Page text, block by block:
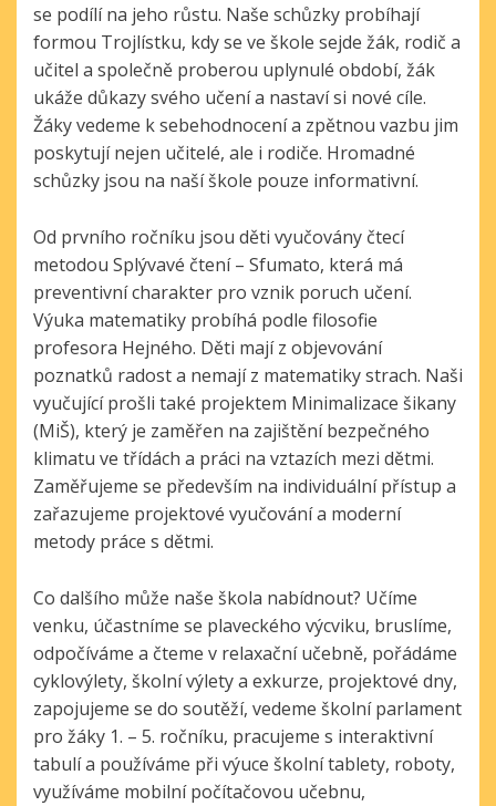
se podílí na jeho růstu. Naše schůzky probíhají
formou Trojlístku, kdy se ve škole sejde žák, rodič a
učitel a společně proberou uplynulé období, žák
ukáže důkazy svého učení a nastaví si nové cíle.
Žáky vedeme k sebehodnocení a zpětnou vazbu jim
poskytují nejen učitelé, ale i rodiče. Hromadné
schůzky jsou na naší škole pouze informativní.
Od prvního ročníku jsou děti vyučovány čtecí
metodou Splývavé čtení – Sfumato, která má
preventivní charakter pro vznik poruch učení.
Výuka matematiky probíhá podle filosofie
profesora Hejného. Děti mají z objevování
poznatků radost a nemají z matematiky strach. Naši
vyučující prošli také projektem Minimalizace šikany
(MiŠ), který je zaměřen na zajištění bezpečného
klimatu ve třídách a práci na vztazích mezi dětmi.
Zaměřujeme se především na individuální přístup a
zařazujeme projektové vyučování a moderní
metody práce s dětmi.
Co dalšího může naše škola nabídnout? Učíme
venku, účastníme se plaveckého výcviku, bruslíme,
odpočíváme a čteme v relaxační učebně, pořádáme
cyklovýlety, školní výlety a exkurze, projektové dny,
zapojujeme se do soutěží, vedeme školní parlament
pro žáky 1. – 5. ročníku, pracujeme s interaktivní
tabulí a používáme při výuce školní tablety, roboty,
využíváme mobilní počítačovou učebnu,